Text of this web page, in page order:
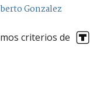
Gonzalez
criterios de